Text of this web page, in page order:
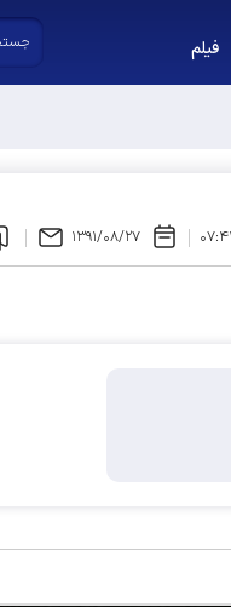
فیلم
پردیس در مجلس دوازدهم
۰۷:۴۱ ۱۳۹۱/۰۸/۲۷